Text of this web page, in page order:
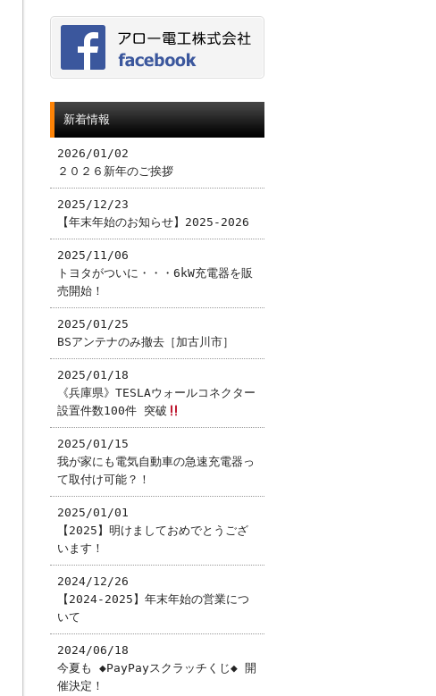
新着情報
2026/01/02
２０２６新年のご挨拶
2025/12/23
【年末年始のお知らせ】2025-2026
2025/11/06
トヨタがついに・・・6kW充電器を販
売開始！
2025/01/25
BSアンテナのみ撤去［加古川市］
2025/01/18
《兵庫県》TESLAウォールコネクター
設置件数100件 突破
2025/01/15
我が家にも電気自動車の急速充電器っ
て取付け可能？！
2025/01/01
【2025】明けましておめでとうござ
います！
2024/12/26
【2024-2025】年末年始の営業につ
いて
2024/06/18
今夏も ◆PayPayスクラッチくじ◆ 開
催決定！